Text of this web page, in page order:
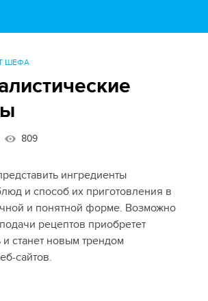
ШЕФА
809
ингредиенты
и способ их приготовления в
и понятной форме. Возможно
рецептов приобретет
и станет новым трендом
сайтов.